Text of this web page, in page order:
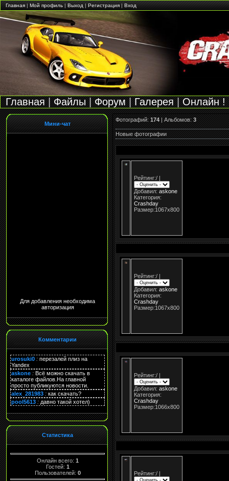
Главная | Мой профиль | Выход | Регистрация | Вход
Главная|Файлы|Форум|Галерея|Онлайн !
Мини-чат
Для добавления необходима
авторизация
Комментарии
urosuki0 : перезалей плиз на
Yandex
askone : Всё можно скачать в
каталоге файлов.На главной
просто публикуются новости.
alex_281983 : как скачать?
pool5613 : давно такой хотел)
Статистика
Онлайн всего: 1
Гостей: 1
Пользователей: 0
Фотографий:174| Альбомов:3
Новые фотографии
Рейтинг:/ |
Добавил: askone
Категория:
Crashday
Размер:1067x800
Рейтинг:/ |
Добавил: askone
Категория:
Crashday
Размер:1067x800
Рейтинг:/ |
Добавил: askone
Категория:
Crashday
Размер:1066x800
Рейтинг:/ |